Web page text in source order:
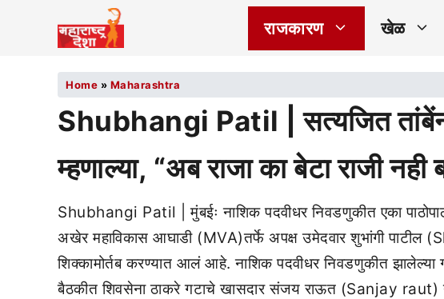
राजकारण खेळ
Home » Maharashtra
Shubhangi Patil | सत्यजित
म्हणाल्या, “अब राजा का बेटा राजी नही
Shubhangi Patil | मुंबईः नाशिक पदवीधर निवडणुकीत एका
अखेर महाविकास आघाडी (MVA)तर्फे अपक्ष उमेदवार शुभांगी पाटील
शिक्कामोर्तब करण्यात आलं आहे. नाशिक पदवीधर निवडणुकीत झालेल्या
बैठकीत शिवसेना ठाकरे गटाचे खासदार संजय राऊत (Sanjay raut)